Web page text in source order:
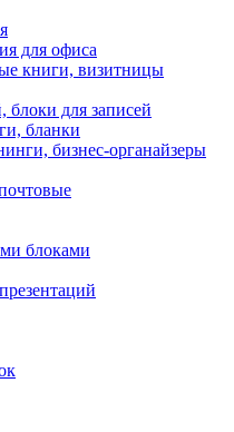
для офиса
книги, визитницы
блоки для записей
бланки
бизнес-органайзеры
блоками